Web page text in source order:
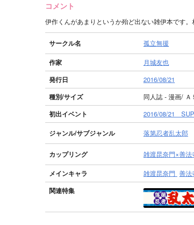
コメント
伊作くんがあまりというか殆ど出ない雑伊本です。
サークル名 孤立無援
作家
月城友也
発行日
2016/08/21
種別/サイズ
同人誌 - 漫画/ Ａ
初出イベント
2016/08/21
ジャンル/サブジャンル 落第忍者乱太郎
カップリング 雑渡昆奈門×善法
メインキャラ 雑渡昆奈門 善法
関連特集